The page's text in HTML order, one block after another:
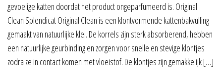
gevoelige katten doordat het product ongeparfumeerd is. Original
Clean Splendicat Original Clean is een klontvormende kattenbakvulling
gemaakt van natuurlijke klei. De korrels zijn sterk absorberend, hebben
een natuurlijke geurbinding en zorgen voor snelle en stevige klontjes
zodra ze in contact komen met vloeistof. De klontjes zijn gemakkelijk […]